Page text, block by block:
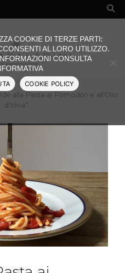
alla Pasta ai Pomodori e all’Olio
d’oliva”
COOKIE DI TERZE PARTI:
AL LORO UTILIZZO.
CONSULTA
COOKIE POLICY